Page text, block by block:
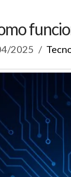
2025